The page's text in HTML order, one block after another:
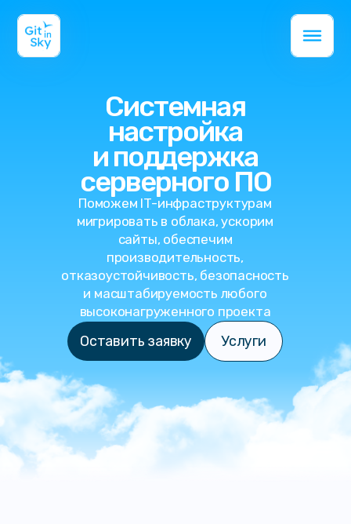
Системная
настройка
и поддержка
серверного ПО
Поможем IT-инфраструктурам
мигрировать в облака, ускорим
сайты, обеспечим
производительность,
отказоустойчивость, безопасность
и масштабируемость любого
высоконагруженного проекта
Оставить заявку Услуги